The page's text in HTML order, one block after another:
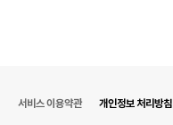
서비스 이용약관 개인정보 처리방침